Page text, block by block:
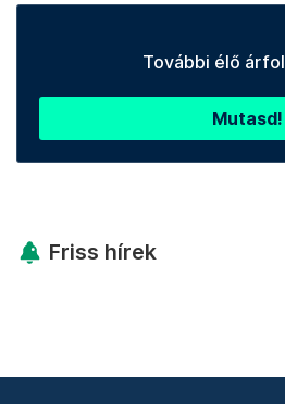
További élő
Mutasd!
Friss hírek